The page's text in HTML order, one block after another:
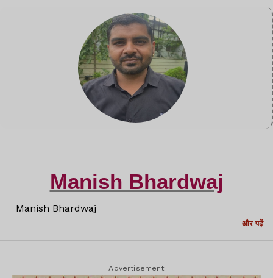
Manish Bhardwaj
Manish Bhardwaj
और पढ़ें
Advertisement